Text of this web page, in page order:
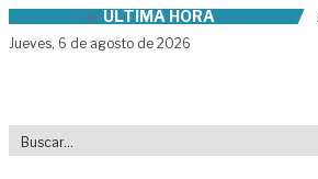
Skip to contentÚLTIMA HORA
Jueves, 6 de agosto de 2026